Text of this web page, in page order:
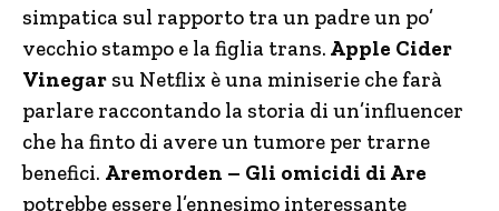
simpatica sul rapporto tra un padre un po’
vecchio stampo e la figlia trans. Apple Cider
Vinegar su Netflix è una miniserie che farà
parlare raccontando la storia di un’influencer
che ha finto di avere un tumore per trarne
benefici. Aremorden – Gli omicidi di Are
potrebbe essere l’ennesimo interessante